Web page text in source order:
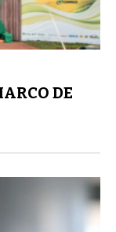
DE